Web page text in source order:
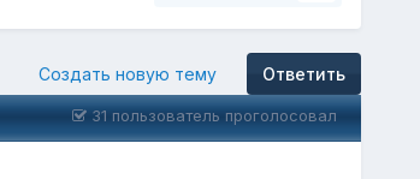
Ответить
Создать новую тему
31 пользователь проголосовал